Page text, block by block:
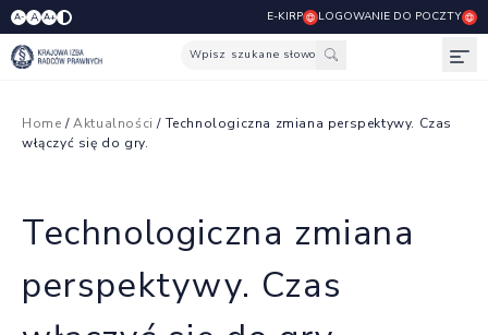
A- A A+ E-KIRP LOGOWANIE DO POCZTY
Wpisz szukane słowo
Home /Aktualności / Technologiczna zmiana perspektywy. Czas
włączyć się do gry.
Technologiczna zmiana
perspektywy. Czas